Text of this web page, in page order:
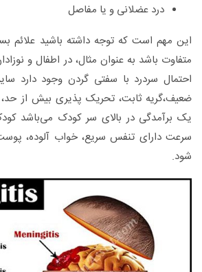
درد عضلانی و یا مفاصل
این مهم است که توجه داشته باشید
متفاوت باشد به عنوان مثال، در اطفال و
احتمال سردرد با سفتی گردن وجود دارد
ضعیف،گریه ثابت، تحریک پذیری بیش از
یک برآمدگی در بالای سر کودک می‌باشد
سرعت دارای تنفس سریع، خواب آلوده،
شود.